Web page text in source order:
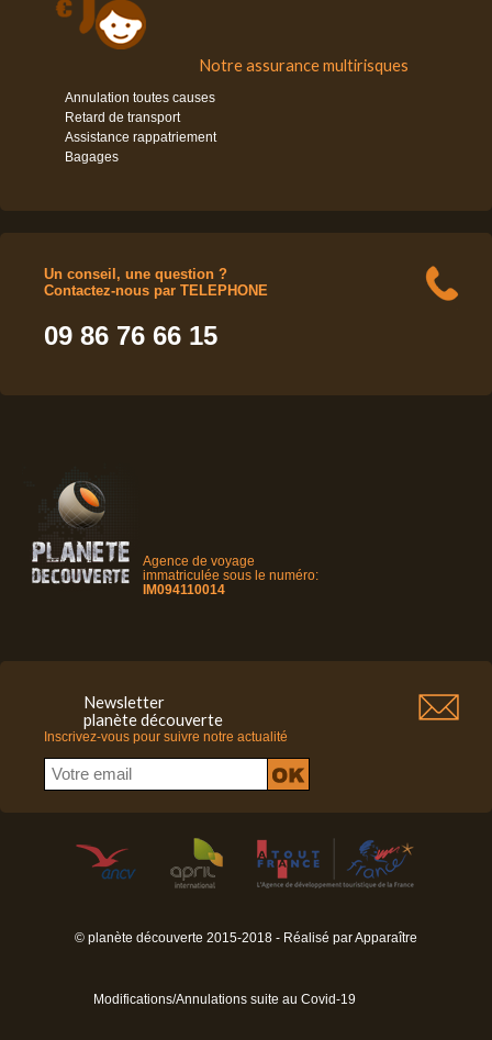
Notre assurance multirisques
Annulation toutes causes
Retard de transport
Assistance rappatriement
Bagages
Un conseil, une question ?
Contactez-nous par TELEPHONE
09 86 76 66 15
Agence de voyage
immatriculée sous le numéro:
IM094110014
Newsletter
planète découverte
Inscrivez-vous pour suivre notre actualité
© planète découverte 2015-2018 - Réalisé parApparaître
Modifications/Annulations suite au Covid-19